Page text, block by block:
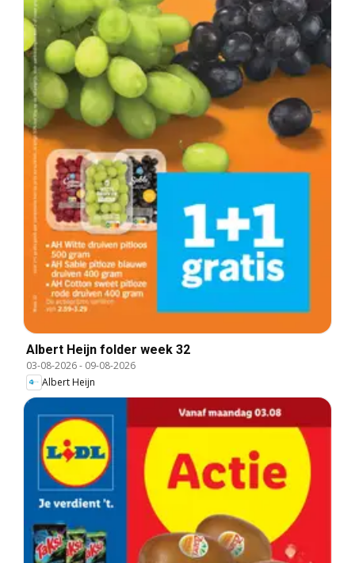
Albert Heijn folder week 32
03-08-2026- 09-08-2026
Albert Heijn